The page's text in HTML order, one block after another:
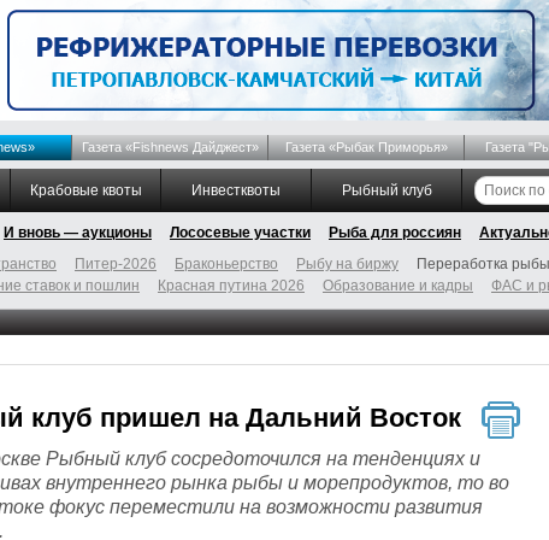
Газета «Fishnews Дайджест» Газета «Рыбак Приморья» Газета
Крабовые квоты Инвестквоты Рыбный клуб
И вновь — аукционы Лососевые участки Рыба для россиян
Питер-2026 Браконьерство Рыбу на биржу Переработка рыбы
ставок и пошлин Красная путина 2026 Образование и кадры ФАС и
клуб пришел на Дальний Восток
Рыбный клуб сосредоточился на тенденциях и
внутреннего рынка рыбы и морепродуктов, то во
фокус переместили на возможности развития